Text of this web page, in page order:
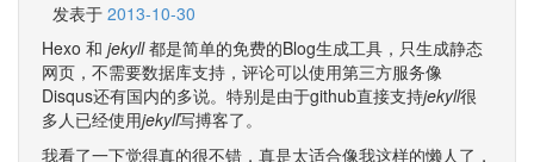
发表于 2013-10-30
Hexo 和 jekyll都是简单的免费的Blog生成工具，只生成静态
网页，不需要数据库支持，评论可以使用第三方服务像
Disqus还有国内的多说。特别是由于github直接支持jekyll很
多人已经使用jekyll写搏客了。
我看了一下觉得真的很不错，真是太适合像我这样的懒人了，